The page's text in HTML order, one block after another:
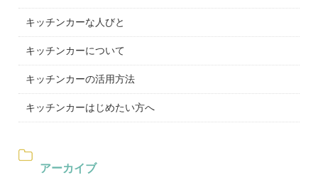
キッチンカーな人びと
キッチンカーについて
キッチンカーの活用方法
キッチンカーはじめたい方へ
アーカイブ